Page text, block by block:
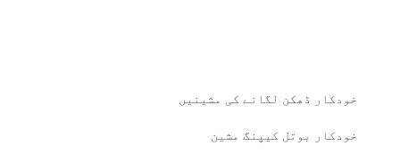
خودکار ڈھکن لگانے کی مشینیں
خودکار بوتل کیپنگ مشین